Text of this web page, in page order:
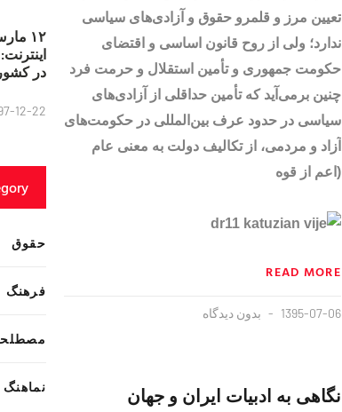
تعیین مرز و قلمرو حقوق و آزادی‌های سیاسی
ندارد؛ ولی از روح قانون اساسی و اقتضای
حکومت جمهوری و تأمین استقلال و حرمت فرد
چنین برمی‌آید که تأمین حداقلی از آزادی‌های
سیاسی در حدود عرف بین‌المللی در حکومت‌های
آزاد و مردمی، از تکالیف دولت به معنی عام
(اعم از قوه‌
READ MORE
1395-07-06 بدون دیدگاه
نگاهی به ادبیات ایران و جهان
در
12-22
حقوق
فرهنگ
نماهنگ